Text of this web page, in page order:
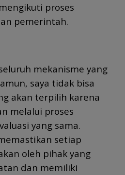
proses
pemerintah.
mekanisme yang
saya tidak bisa
akan terpilih karena
melalui proses
yang sama.
setiap
oleh pihak yang
dan memiliki